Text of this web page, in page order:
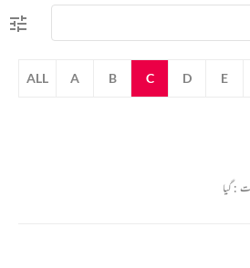
ALL A B C D E
:گیا